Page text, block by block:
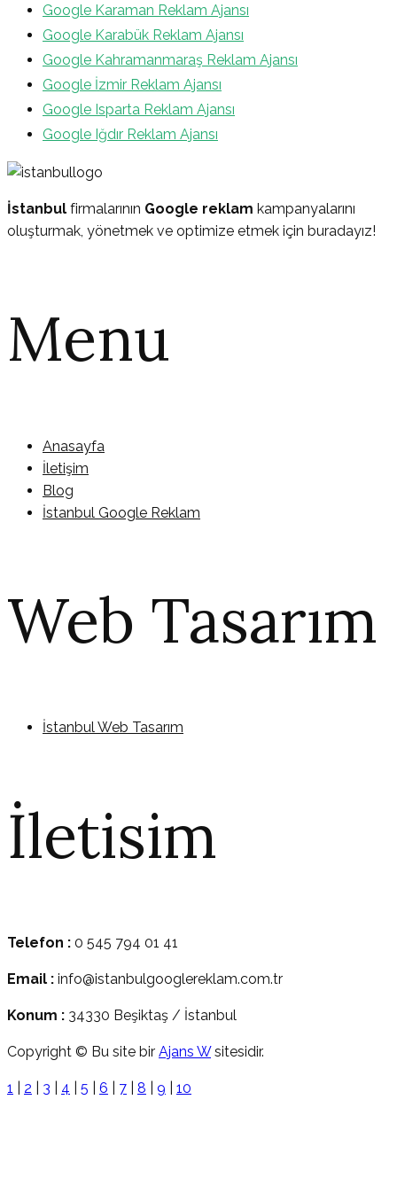
Google Karaman Reklam Ajansı
Google Karabük Reklam Ajansı
Google Kahramanmaraş Reklam Ajansı
Google İzmir Reklam Ajansı
Google Isparta Reklam Ajansı
Google Iğdır Reklam Ajansı
İstanbul firmalarının Google reklam kampanyalarını
oluşturmak, yönetmek ve optimize etmek için buradayız!
Menu
Anasayfa
İletişim
Blog
İstanbul Google Reklam
Web Tasarım
İstanbul Web Tasarım
İletisim
Telefon : 0 545 794 01 41
Email : info@istanbulgooglereklam.com.tr
Konum : 34330 Beşiktaş / İstanbul
Copyright © Bu site bir Ajans Wsitesidir.
1 2 3 4 5 6 7 8 9 10